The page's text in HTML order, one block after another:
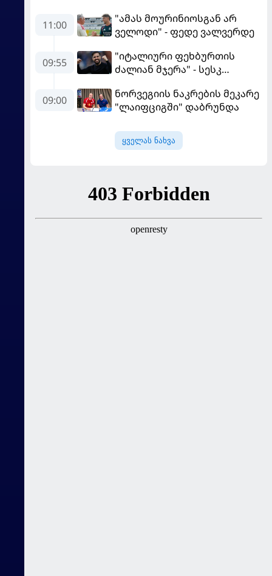
11:00
"ამას მოურინიოსგან არ
ველოდი" - ფედე ვალვერდე
09:55
"იტალიური ფეხბურთის
ძალიან მჯერა" - სესკ
09:00
ნორვეგიის ნაკრების მეკარე
"ლაიფციგში" დაბრუნდა
ყველას ნახვა